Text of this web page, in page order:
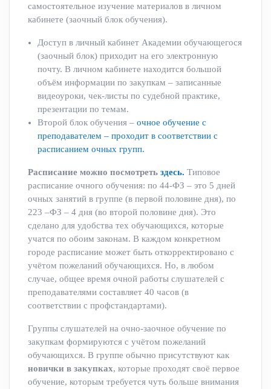
самостоятельное изучение материалов в личном
кабинете (заочный блок обучения).
Доступ в личный кабинет Академии обучающегося
(заочный блок) приходит на его электронную
почту. В личном кабинете находится большой
объём информации по закупкам – записанные
видеоуроки, чек-листы по судебной практике,
презентации по темам.
Второй блок обучения – очное обучение с
преподавателем – проходит в соответствии с
расписанием очных групп.
Расписание можно посмотреть здесь. Типовое
расписание очного обучения: по 44-ФЗ – это 5 дней
очных занятий в группе (в первой половине дня), по
223 –ФЗ – 4 дня (во второй половине дня). Это
сделано для удобства тех обучающихся, которые
учатся по обоим законам. В каждом конкретном
городе расписание может быть откорректировано с
учётом пожеланий обучающихся. Но, в любом
случае, общее время очной работы слушателей с
преподавателями составляет 40 часов (в
соответствии с профстандартами).
Группы слушателей на очно-заочное обучение по
закупкам формируются с учётом пожеланий
обучающихся. В группе обычно присутствуют как
новички в закупках, которые проходят своё первое
обучение, которым требуется чуть больше внимания